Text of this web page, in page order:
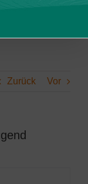
Zurück Vor